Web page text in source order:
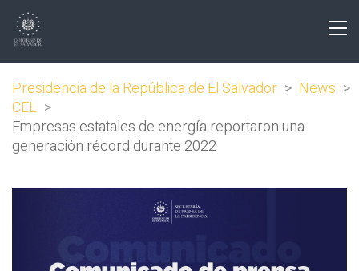
Presidencia de la República de El Salvador > News >
CEL >
Empresas estatales de energía reportaron una
generación récord durante 2022